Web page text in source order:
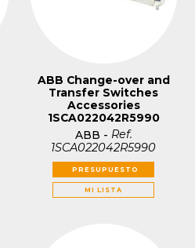
ABB Change-over and
Transfer Switches
Accessories
1SCA022042R5990
ABB - Ref.
1SCA022042R5990
PRESUPUESTO
MI LISTA